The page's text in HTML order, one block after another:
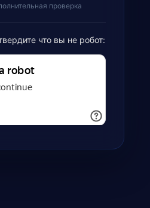
проверка
что вы не робот: